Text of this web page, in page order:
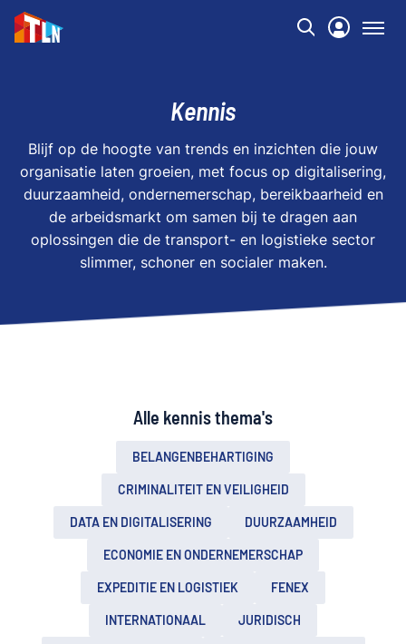
Kennis
Blijf op de hoogte van trends en inzichten die jouw
organisatie laten groeien, met focus op digitalisering,
duurzaamheid, ondernemerschap, bereikbaarheid en
de arbeidsmarkt om samen bij te dragen aan
oplossingen die de transport- en logistieke sector
slimmer, schoner en socialer maken.
Alle kennis thema's
BELANGENBEHARTIGING
CRIMINALITEIT EN VEILIGHEID
DATA EN DIGITALISERING DUURZAAMHEID
ECONOMIE EN ONDERNEMERSCHAP
EXPEDITIE EN LOGISTIEK FENEX
INTERNATIONAAL JURIDISCH